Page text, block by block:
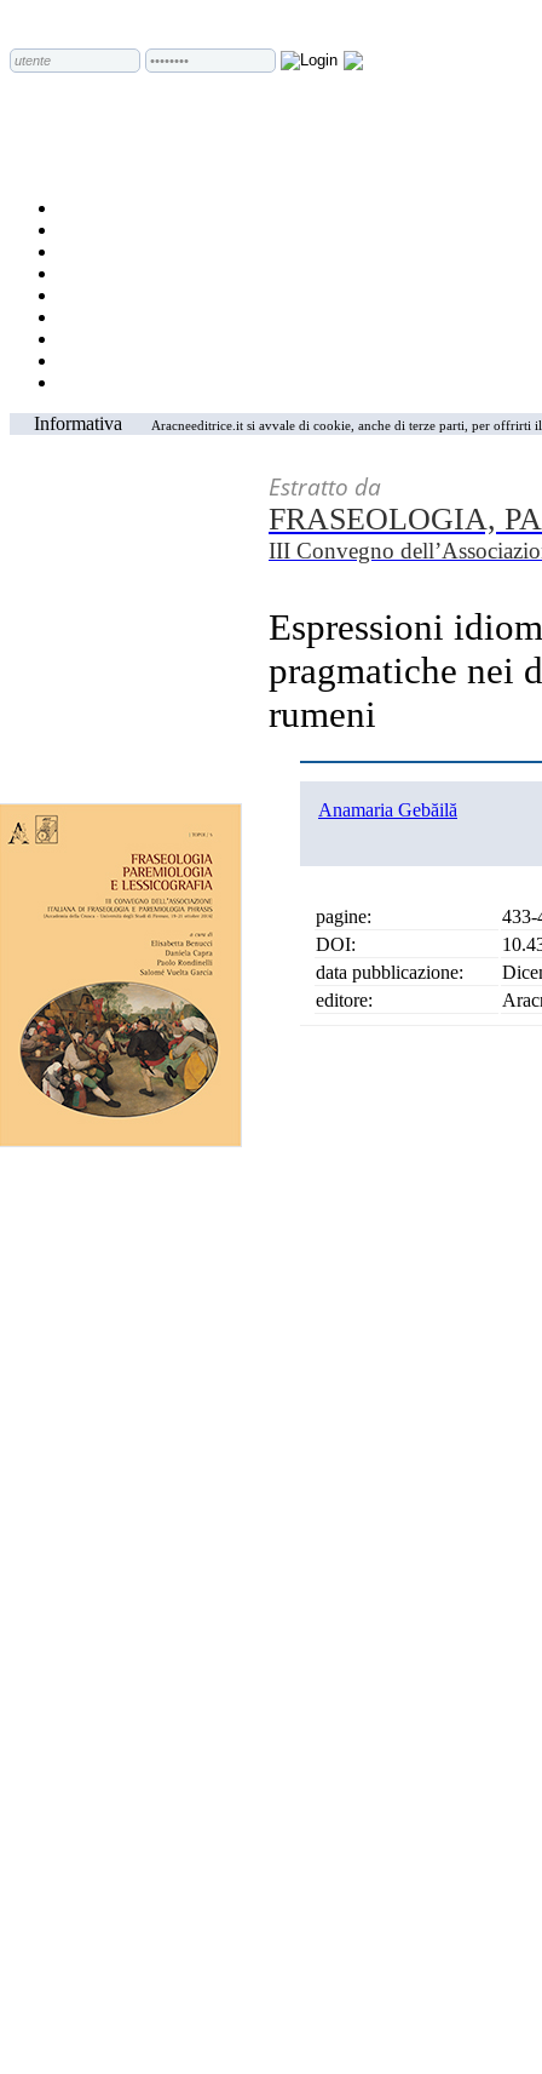
Informativa Aracneeditrice.it si avvale di cookie, anche di terze parti, per
Estratto da
FRASEOLOGIA,
III Convegno
Espressioni
pragmatiche nei
rumeni
Anamaria Gebăilă
pagine:
433-
DOI:
data pubblicazione:
editore: